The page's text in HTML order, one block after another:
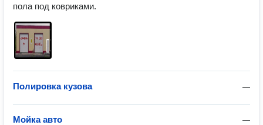
пола под ковриками.
—
Полировка кузова
—
Мойка авто